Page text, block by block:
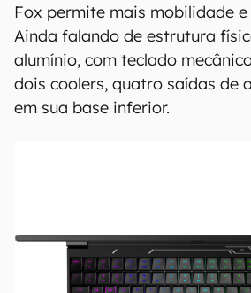
Fox permite mais mobilidade
Ainda falando de estrutura
alumínio, com teclado
dois coolers, quatro saídas de
em sua base inferior.